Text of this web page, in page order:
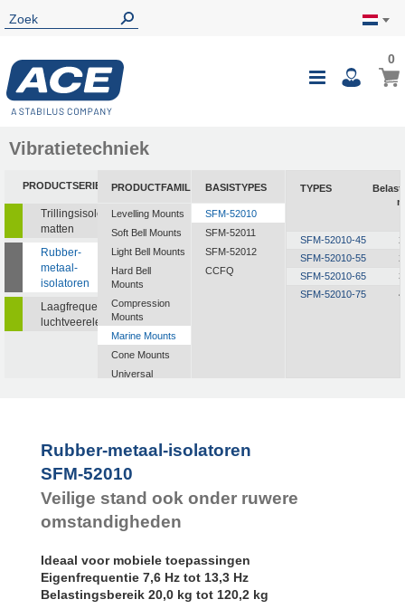
0
Vibratietechniek
PRODUCTSERIE
Trillingsisolerende
matten
Rubber-
metaal-
isolatoren
Laagfrequente
luchtveerelementen
PRODUCTFAMILIE
Levelling Mounts
Soft Bell Mounts
Light Bell Mounts
Hard Bell
Mounts
Compression
Mounts
Marine Mounts
Cone Mounts
Universal
Flex Locs
BASISTYPES
SFM-52010
SFM-52011
SFM-52012
CCFQ
TYPES
SFM-52010-45
SFM-52010-55
SFM-52010-65
SFM-52010-75
Rubber-metaal-isolatoren
SFM-52010
Veilige stand ook onder ruwere
omstandigheden
Ideaal voor mobiele toepassingen
Eigenfrequentie 7,6 Hz tot 13,3 Hz
Belastingsbereik 20,0 kg tot 120,2 kg